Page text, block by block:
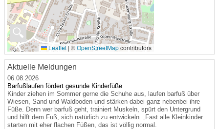
🔍
Leaflet | ©OpenStreetMapcontributors
Aktuelle Meldungen
06.08.2026
Barfußlaufen fördert gesunde Kinderfüße
Kinder ziehen im Sommer gerne die Schuhe aus, laufen barfuß über
Wiesen, Sand und Waldboden und stärken dabei ganz nebenbei ihre
Füße. Denn wer barfuß geht, trainiert Muskeln, spürt den Untergrund
und hilft dem Fuß, sich natürlich zu entwickeln. „Fast alle Kleinkinder
starten mit eher flachen Füßen, das ist völlig normal.